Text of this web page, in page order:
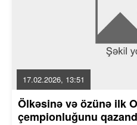
17.02.2026, 13:51
Ölkəsinə və özünə ilk
çempionluğunu